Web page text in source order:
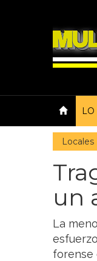
LO
Locales
un
La
forense